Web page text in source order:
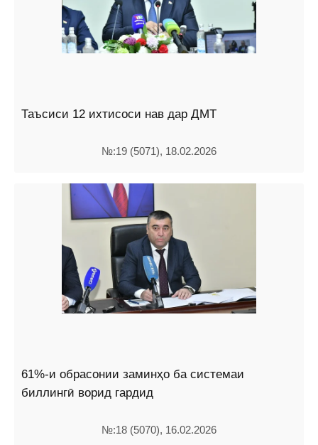
Таъсиси 12 ихтисоси нав дар ДМТ
№:19 (5071), 18.02.2026
61%-и обрасонии заминҳо ба системаи
биллингӣ ворид гардид
№:18 (5070), 16.02.2026